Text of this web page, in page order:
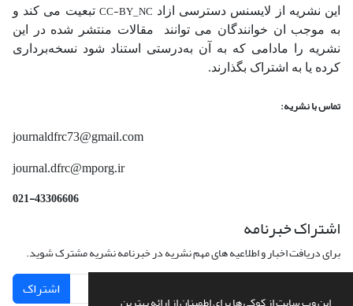
این نشریه از لایسنس دسترسی ازاد CC-BY_NC تبعیت می کند و
به موجب ان خوانندگان می توانند مقالات منتشر شده در این
نشریه را مادامی که به آن‌ به‌درستی استناد شود نسخه‌برداری
کرده یا به اشتراک بگذارند.
تماس با نشریه:
journaldfrc73@gmail.com
journal.dfrc@mporg.ir
021-43306606
اشتراک خبرنامه
برای دریافت اخبار و اطلاعیه های مهم نشریه در خبرنامه نشریه مشترک شوید.
اشتراک